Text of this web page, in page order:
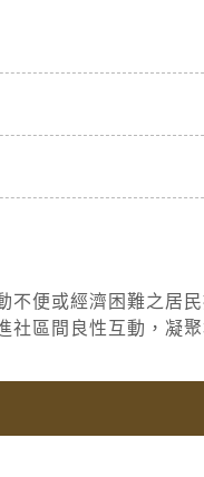
便或經濟困難之居
區間良性互動，凝